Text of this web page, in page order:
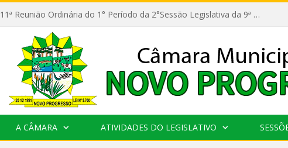
11ª Reunião Ordinária do 1° Período da 2°Sessão Legislativa da 9ª Legislatura do Poder Legislativo
A CÂMARA ATIVIDADES DO LEGISLATIVO